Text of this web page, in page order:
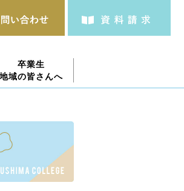
卒業生
地域の皆さんへ